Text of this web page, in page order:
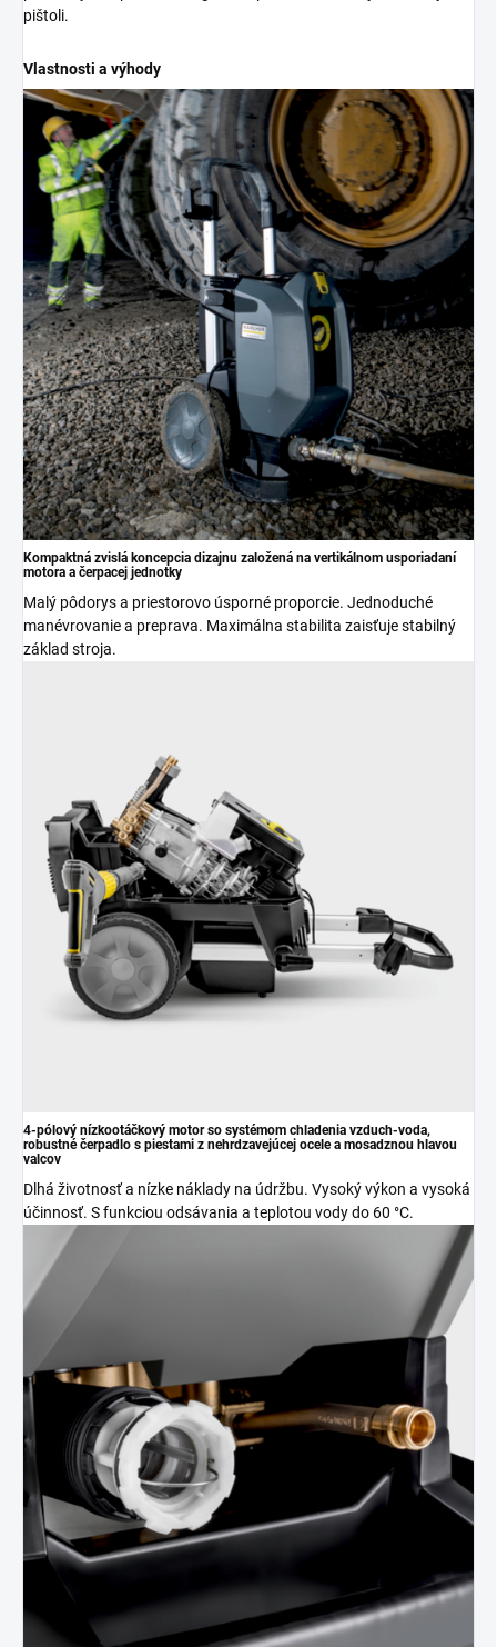
pištoli.
Vlastnosti a výhody
Kompaktná zvislá koncepcia dizajnu založená na vertikálnom usporiadaní
motora a čerpacej jednotky
Malý pôdorys a priestorovo úsporné proporcie. Jednoduché
manévrovanie a preprava. Maximálna stabilita zaisťuje stabilný
základ stroja.
4-pólový nízkootáčkový motor so systémom chladenia vzduch-voda,
robustné čerpadlo s piestami z nehrdzavejúcej ocele a mosadznou hlavou
valcov
Dlhá životnosť a nízke náklady na údržbu. Vysoký výkon a vysoká
účinnosť. S funkciou odsávania a teplotou vody do 60 °C.